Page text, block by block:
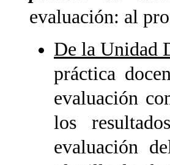
evaluación: al
De la Unidad
práctica
evaluación
los
evaluación